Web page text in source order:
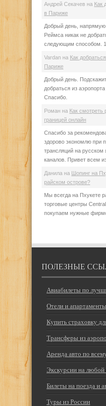
Андрей Секачев на Как
в Париже
Добрый день, напрямую
Реймса никак не
следующим способом.
Vardan на Как
Париже
Добрый день.
добраться из
Спасибо.
Роман на Как смотреть
границей онлайн
Спасибо за
здорово экономлю при
трансляций на русском
каналов. Привет всем
Данила на Шопинг на
райском острове?
Мы всегда на Пхукете
торговые центры
покупаем нужные
ПОЛЕЗНЫЕ
Авиабилеты по
Отели и
Купить страховку
Трансферы из
Аренда авто по
Экскурсии на любой
Билеты на поезда и
Туры из России